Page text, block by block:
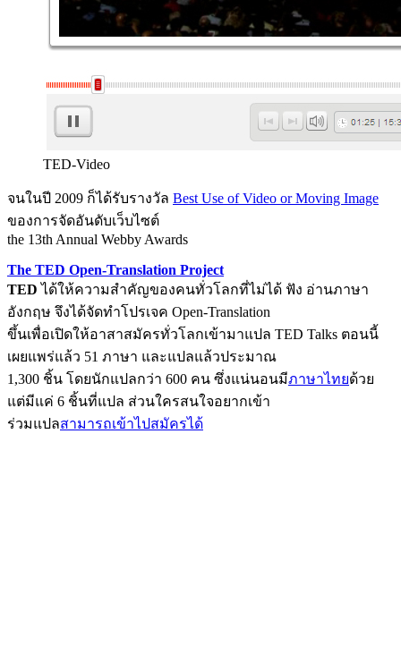
TED-Video
จนในปี 2009 ก็ได้รับรางวัล Best Use of Video or Moving Image
ของการจัดอันดับเว็บไซต์
the 13th Annual Webby Awards
The TED Open-Translation Project
TED ได้ให้ความสำคัญของคนทั่วโลกที่ไม่ได้ ฟัง อ่านภาษา
อังกฤษ จึงได้จัดทำโปรเจค Open-Translation
ขึ้นเพื่อเปิดให้อาสาสมัครทั่วโลกเข้ามาแปล TED Talks ตอนนี้
เผยแพร่แล้ว 51 ภาษา และแปลแล้วประมาณ
1,300 ชิ้น โดยนักแปลกว่า 600 คน ซึ่งแน่นอนมีภาษาไทยด้วย
แต่มีแค่ 6 ชิ้นที่แปล ส่วนใครสนใจอยากเข้า
ร่วมแปลสามารถเข้าไปสมัครได้